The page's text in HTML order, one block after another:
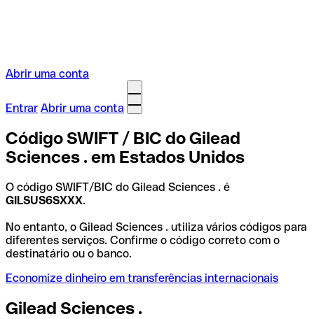
Abrir uma conta
Entrar Abrir uma conta
Código SWIFT / BIC do Gilead
Sciences . em Estados Unidos
O código SWIFT/BIC do Gilead Sciences . é
GILSUS6SXXX.
No entanto, o Gilead Sciences . utiliza vários códigos para
diferentes serviços. Confirme o código correto com o
destinatário ou o banco.
Economize dinheiro em transferências internacionais
Gilead Sciences .